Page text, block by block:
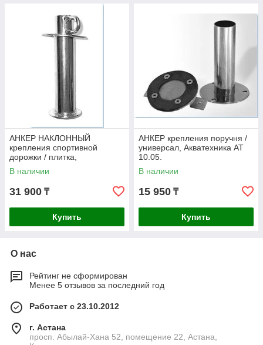
АНКЕР НАКЛОННЫЙ
крепления спортивной
дорожки / плитка,
Акватехника АТ 10.04.
В наличии
31 900 ₸
Купить
АНКЕР крепления поручня /
универсал, Акватехника АТ
10.05.
В наличии
15 950 ₸
Купить
О нас
Рейтинг не сформирован
Менее 5 отзывов за последний год
Работает с 23.10.2012
г. Астана
просп. Абылай-Хана 52, помещение 22, Астана,